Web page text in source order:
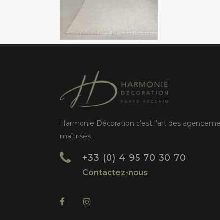
Harmonie Décoration c’est l’art des
maîtrisés.
+33 (0) 4 95 70 30 70
Contactez-nous